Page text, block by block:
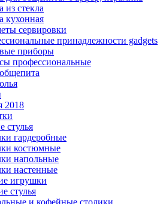
из стекла
кухонная
сервировки
принадлежности gadgets
приборы
профессиональные
2018
стулья
гардеробные
костюмные
напольные
настенные
игрушки
стулья
и кофейные столики